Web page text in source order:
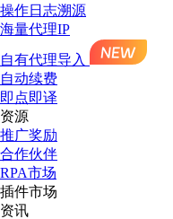
操作日志溯源
海量代理IP
自有代理导入
自动续费
即点即译
资源
推广奖励
合作伙伴
RPA市场
插件市场
资讯